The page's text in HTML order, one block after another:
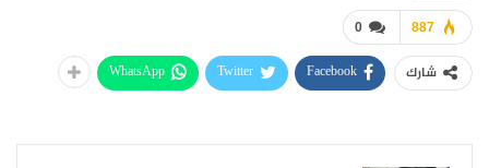
0 887
شارك Facebook
Twitter
WhatsApp